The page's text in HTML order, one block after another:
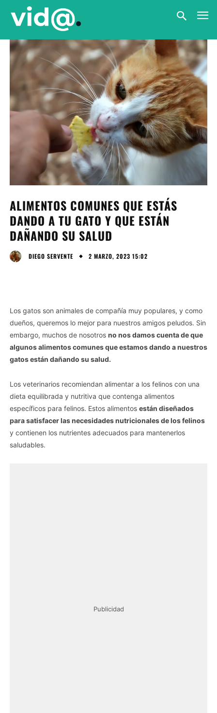
ALIMENTOS COMUNES QUE ESTÁS
DANDO A TU GATO Y QUE ESTÁN
DAÑANDO SU SALUD
DIEGO SERVENTE 2 MARZO, 2023 15:02
Los gatos son animales de compañía muy populares, y como
dueños, queremos lo mejor para nuestros amigos peludos. Sin
embargo, muchos de nosotros no nos damos cuenta de que
algunos alimentos comunes que estamos dando a nuestros
gatos están dañando su salud.
Los veterinarios recomiendan alimentar a los felinos con una
dieta equilibrada y nutritiva que contenga alimentos
específicos para felinos. Estos alimentos están diseñados
para satisfacer las necesidades nutricionales de los felinos
y contienen los nutrientes adecuados para mantenerlos
saludables.
Publicidad